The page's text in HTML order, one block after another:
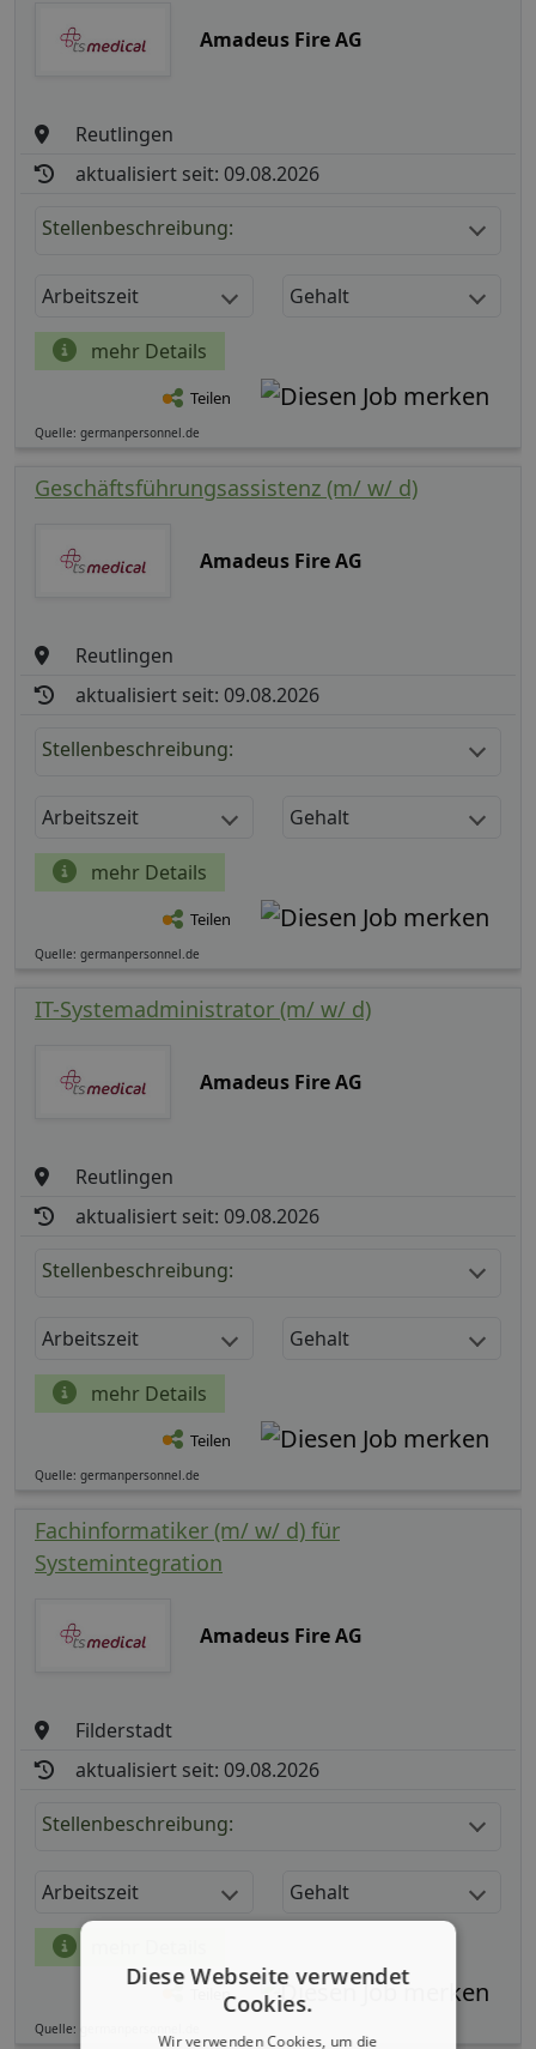
Amadeus Fire AG
Reutlingen
aktualisiert seit: 09.08.2026
Stellenbeschreibung:
Arbeitszeit Gehalt
mehr Details
Teilen
Quelle: germanpersonnel.de
Geschäftsführungsassistenz (m/ w/ d)
Amadeus Fire AG
Reutlingen
aktualisiert seit: 09.08.2026
Stellenbeschreibung:
Arbeitszeit Gehalt
mehr Details
Teilen
Quelle: germanpersonnel.de
IT-Systemadministrator (m/ w/ d)
Amadeus Fire AG
Reutlingen
aktualisiert seit: 09.08.2026
Stellenbeschreibung:
Arbeitszeit Gehalt
mehr Details
Teilen
Quelle: germanpersonnel.de
Fachinformatiker (m/ w/ d) für
Systemintegration
Amadeus Fire AG
Filderstadt
aktualisiert seit: 09.08.2026
Stellenbeschreibung:
Arbeitszeit Gehalt
Teilen
Quelle: germanpersonnel.de
Diese Webseite verwendet
Cookies.
Wir verwenden Cookies, um die